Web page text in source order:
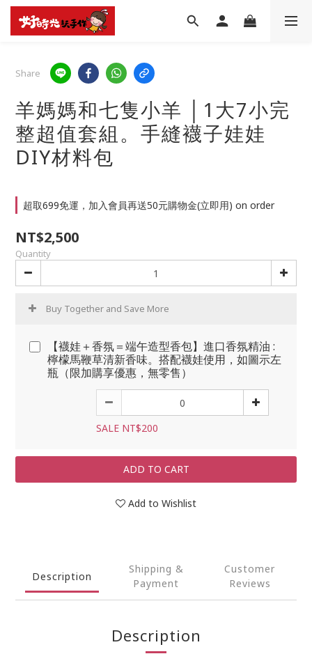
Share
羊媽媽和七隻小羊 │1大7小完
整超值套組。手縫襪子娃娃
DIY材料包
超取699免運，加入會員再送50元購物金(立即用) on order
NT$2,500
Quantity
Buy Together and Save More
【襪娃＋香氛＝端午造型香包】進口香氛精油 :
檸檬馬鞭草清新香味。搭配襪娃使用，如圖示左
瓶（限加購享優惠，無零售）
SALE NT$200
ADD TO CART
Add to Wishlist
Description
Shipping &
Payment
Customer
Reviews
Description